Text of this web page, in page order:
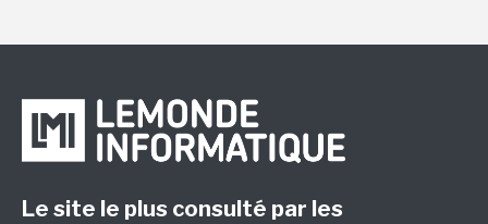
Le site le plus consulté par les